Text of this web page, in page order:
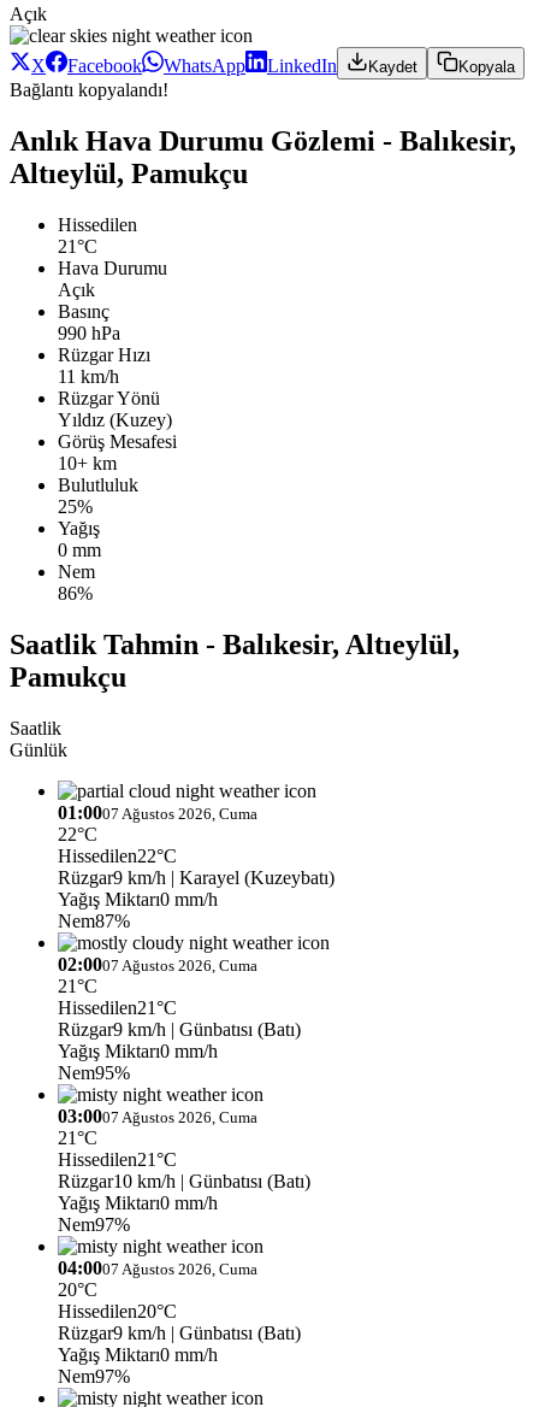
Açık
X Facebook WhatsApp LinkedIn Kaydet Kopyala
Bağlantı kopyalandı!
Anlık Hava Durumu Gözlemi - Balıkesir,
Altıeylül, Pamukçu
Hissedilen
21°C
Hava Durumu
Açık
Basınç
990 hPa
Rüzgar Hızı
11 km/h
Rüzgar Yönü
Yıldız (Kuzey)
Görüş Mesafesi
10+ km
Bulutluluk
25%
Yağış
0 mm
Nem
86%
Saatlik Tahmin - Balıkesir, Altıeylül,
Pamukçu
Saatlik
Günlük
01:0007 Ağustos 2026, Cuma
22°C
Hissedilen22°C
Rüzgar9 km/h | Karayel (Kuzeybatı)
Yağış Miktarı0 mm/h
Nem87%
02:0007 Ağustos 2026, Cuma
21°C
Hissedilen21°C
Rüzgar9 km/h | Günbatısı (Batı)
Yağış Miktarı0 mm/h
Nem95%
03:0007 Ağustos 2026, Cuma
21°C
Hissedilen21°C
Rüzgar10 km/h | Günbatısı (Batı)
Yağış Miktarı0 mm/h
Nem97%
04:0007 Ağustos 2026, Cuma
20°C
Hissedilen20°C
Rüzgar9 km/h | Günbatısı (Batı)
Yağış Miktarı0 mm/h
Nem97%